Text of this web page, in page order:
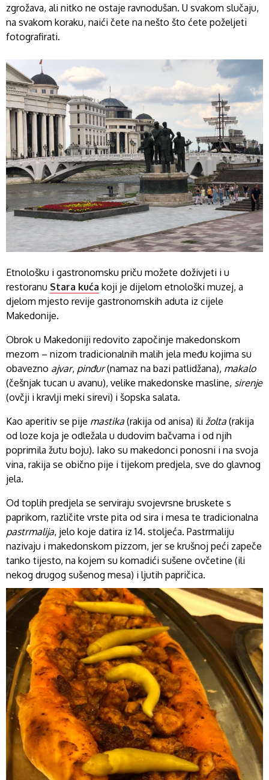
zgrožava, ali nitko ne ostaje ravnodušan. U svakom slučaju,
na svakom koraku, naići čete na nešto što ćete poželjeti
fotografirati.
Etnološku i gastronomsku priču možete doživjeti i u
restoranu Stara kuća koji je dijelom etnološki muzej, a
djelom mjesto revije gastronomskih aduta iz cijele
Makedonije.
Obrok u Makedoniji redovito započinje makedonskom
mezom – nizom tradicionalnih malih jela među kojima su
obavezno ajvar, pinđur(namaz na bazi patlidžana), makalo
(češnjak tucan u avanu), velike makedonske masline, sirenje
(ovčji i kravlji meki sirevi) i šopska salata.
Kao aperitiv se pije mastika (rakija od anisa) ili žolta (rakija
od loze koja je odležala u dudovim bačvama i od njih
poprimila žutu boju). Iako su makedonci ponosni i na svoja
vina, rakija se obično pije i tijekom predjela, sve do glavnog
jela.
Od toplih predjela se serviraju svojevrsne bruskete s
paprikom, različite vrste pita od sira i mesa te tradicionalna
pastrmalija, jelo koje datira iz 14. stoljeća. Pastrmaliju
nazivaju i makedonskom pizzom, jer se krušnoj peći zapeče
tanko tijesto, na kojem su komadići sušene ovčetine (ili
nekog drugog sušenog mesa) i ljutih papričica.